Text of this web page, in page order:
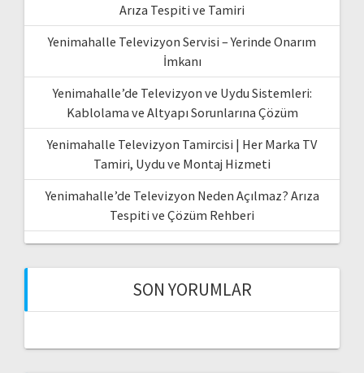
Arıza Tespiti ve Tamiri
Yenimahalle Televizyon Servisi – Yerinde Onarım
İmkanı
Yenimahalle’de Televizyon ve Uydu Sistemleri:
Kablolama ve Altyapı Sorunlarına Çözüm
Yenimahalle Televizyon Tamircisi | Her Marka TV
Tamiri, Uydu ve Montaj Hizmeti
Yenimahalle’de Televizyon Neden Açılmaz? Arıza
Tespiti ve Çözüm Rehberi
SON YORUMLAR